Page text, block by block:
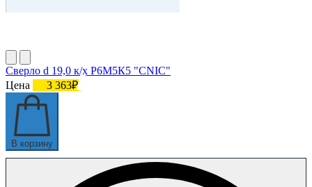
Сверло d 19,0 к/х Р6М5К5 "CNIC"
Цена
3 363₽
В корзину